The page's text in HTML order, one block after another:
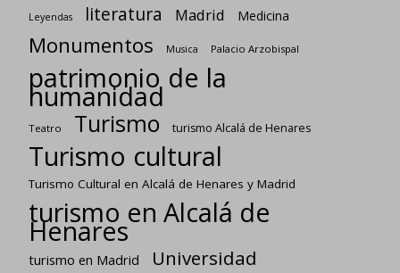
Leyendas literatura Madrid Medicina
Monumentos Musica Palacio Arzobispal
patrimonio de la
humanidad
Teatro Turismo turismo Alcalá de Henares
Turismo cultural
Turismo Cultural en Alcalá de Henares y Madrid
turismo en Alcalá de
Henares
turismo en Madrid Universidad